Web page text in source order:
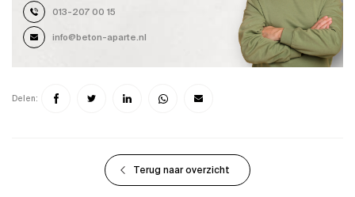
Delen:
Terug naar overzicht
013-207 00 15
info@beton-aparte.nl